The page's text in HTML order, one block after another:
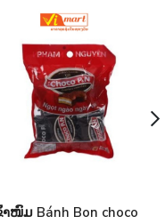
າໜົມ Bánh Bon choco